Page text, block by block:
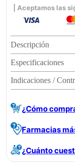
| Aceptamos las
Descripción
Especificaciones
Indicaciones /
¿Cómo
Farmacias
¿Cuánto